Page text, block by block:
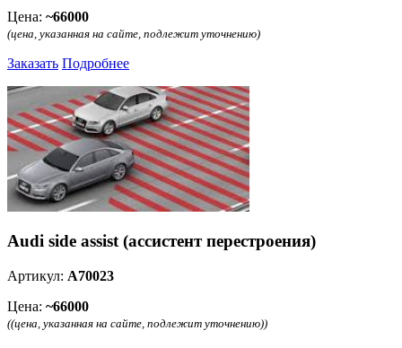
Цена: ~66000
(цена, указанная на сайте, подлежит уточнению)
Заказать Подробнее
Audi side assist (ассистент перестроения)
Артикул: A70023
Цена: ~66000
((цена, указанная на сайте, подлежит уточнению))